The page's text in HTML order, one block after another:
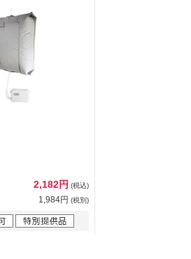
2,182円 (税込)
1,984円 (税別)